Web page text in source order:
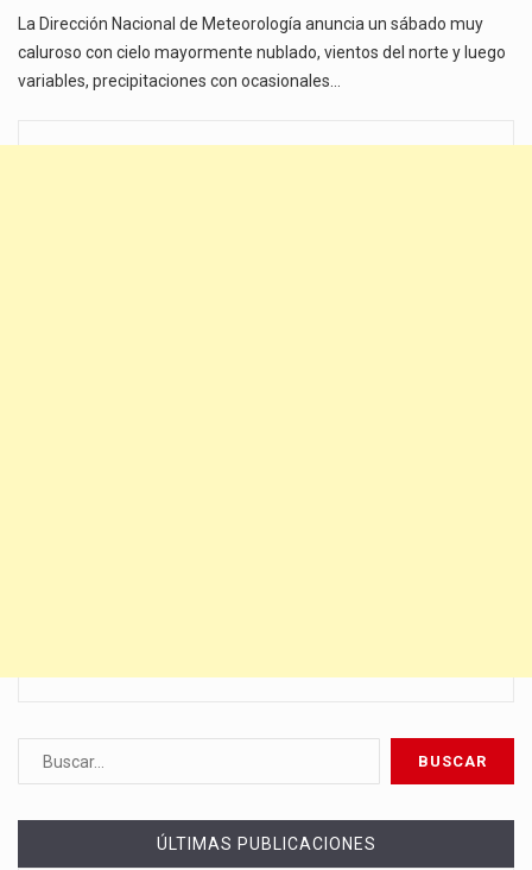
La Dirección Nacional de Meteorología anuncia un sábado muy
caluroso con cielo mayormente nublado, vientos del norte y luego
variables, precipitaciones con ocasionales…
ÚLTIMAS PUBLICACIONES